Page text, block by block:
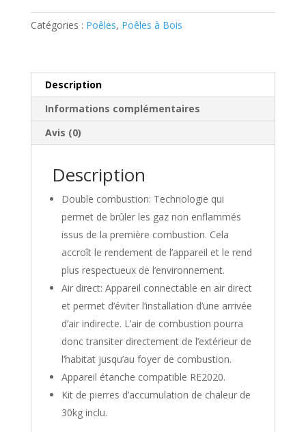
Supra
Catégories : Poêles, Poêles à Bois
Description
Informations complémentaires
Avis (0)
Description
Double combustion: Technologie qui
permet de brûler les gaz non enflammés
issus de la première combustion. Cela
accroît le rendement de l’appareil et le rend
plus respectueux de l’environnement.
Air direct: Appareil connectable en air direct
et permet d’éviter l’installation d’une arrivée
d’air indirecte. L’air de combustion pourra
donc transiter directement de l’extérieur de
l’habitat jusqu’au foyer de combustion.
Appareil étanche compatible RE2020.
Kit de pierres d’accumulation de chaleur de
30kg inclu.